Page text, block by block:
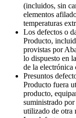
(incluidos, sin
elementos
temperaturas
Los defectos o
Producto,
provistas por
lo dispuesto en
de la electrónica
Presuntos
Producto fuera
producto,
suministrado
utilizado de otra